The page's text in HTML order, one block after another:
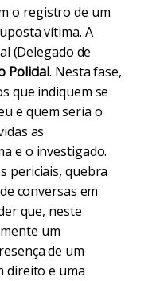
o registro de um
vítima. A
(Delegado de
Policial. Nesta fase,
que indiquem se
e quem seria o
as
e o investigado.
periciais, quebra
conversas em
que, neste
um
de um
direito e uma